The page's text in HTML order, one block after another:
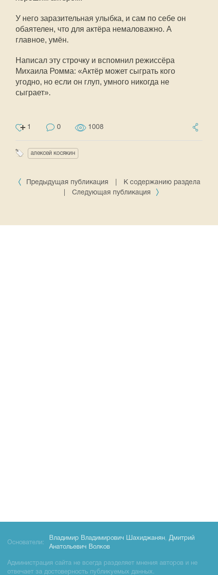
У него заразительная улыбка, и сам по себе он
обаятелен, что для актёра немаловажно. А
главное, умён.
Написал эту строчку и вспомнил режиссёра
Михаила Ромма: «Актёр может сыграть кого
угодно, но если он глуп, умного никогда не
сыграет».
1 0 1008
алексей косякин
Предыдущая публикация
К содержанию раздела
Следующая публикация
Основатели:
Владимир Владимирович Шахиджанян, Дмитрий
Анатольевич Волков
Администрация сайта не всегда разделяет мнения авторов и не
отвечает за достоверность публикуемых данных.